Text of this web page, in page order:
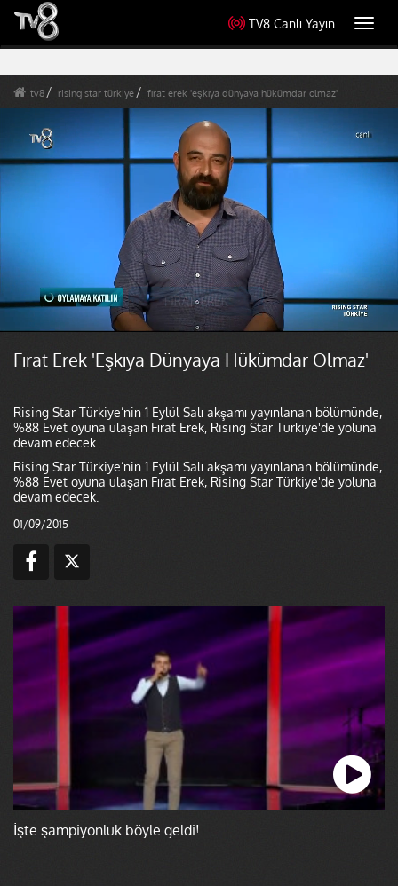
TV8 Canlı Yayın
tv8 rising star türkiye fırat erek 'eşkıya dünyaya hükümdar olmaz'
Fırat Erek 'Eşkıya Dünyaya Hükümdar Olmaz'
Rising Star Türkiye’nin 1 Eylül Salı akşamı yayınlanan bölümünde,
%88 Evet oyuna ulaşan Fırat Erek, Rising Star Türkiye'de yoluna
devam edecek.
Rising Star Türkiye’nin 1 Eylül Salı akşamı yayınlanan bölümünde,
%88 Evet oyuna ulaşan Fırat Erek, Rising Star Türkiye'de yoluna
devam edecek.
01/09/2015
İşte şampiyonluk böyle geldi!